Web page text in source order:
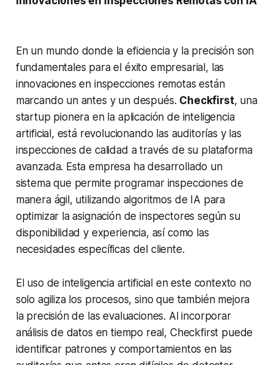
En un mundo donde la eficiencia y la precisión son
fundamentales para el éxito empresarial, las
innovaciones en inspecciones remotas están
marcando un antes y un después. Checkfirst, una
startup pionera en la aplicación de inteligencia
artificial, está revolucionando las auditorías y las
inspecciones de calidad a través de su plataforma
avanzada. Esta empresa ha desarrollado un
sistema que permite programar inspecciones de
manera ágil, utilizando algoritmos de IA para
optimizar la asignación de inspectores según su
disponibilidad y experiencia, así como las
necesidades específicas del cliente.
El uso de inteligencia artificial en este contexto no
solo agiliza los procesos, sino que también mejora
la precisión de las evaluaciones. Al incorporar
análisis de datos en tiempo real, Checkfirst puede
identificar patrones y comportamientos en las